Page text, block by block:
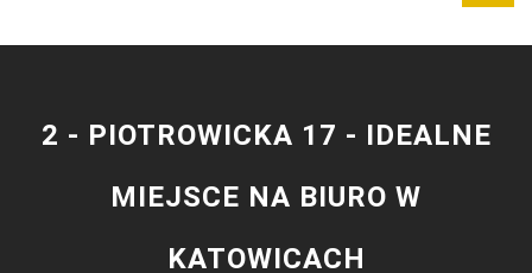
2 - PIOTROWICKA 17 - IDEALNE
MIEJSCE NA BIURO W
KATOWICACH